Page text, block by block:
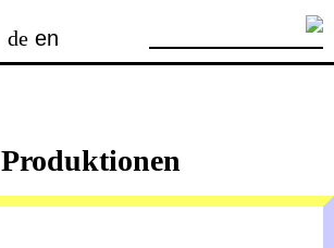
de en
Produktionen